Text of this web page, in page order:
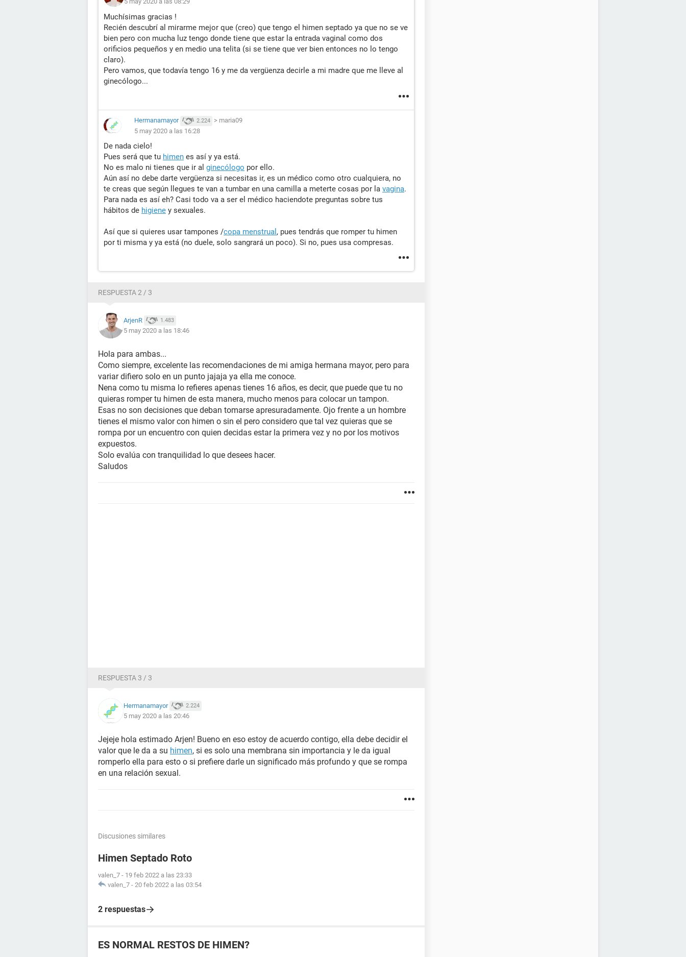
Muchísimas gracias !
Recién descubrí al mirarme mejor que (creo) que tengo el himen septado ya que no se ve
bien pero con mucha luz tengo donde tiene que estar la entrada vaginal como dos
orificios pequeños y en medio una telita (si se tiene que ver bien entonces no lo tengo
claro).
Pero vamos, que todavía tengo 16 y me da vergüenza decirle a mi madre que me lleve al
ginecólogo...
Hermanamayor 2.224 > maria09
5 may 2020 a las 16:28
De nada cielo!
Pues será que tu himen es así y ya está.
No es malo ni tienes que ir al ginecólogo por ello.
Aún así no debe darte vergüenza si necesitas ir, es un médico como otro cualquiera, no
te creas que según llegues te van a tumbar en una camilla a meterte cosas por la vagina.
Para nada es así eh? Casi todo va a ser el médico haciendote preguntas sobre tus
hábitos de higiene y sexuales.
Así que si quieres usar tampones /copa menstrual , pues tendrás que romper tu himen
por ti misma y ya está (no duele, solo sangrará un poco). Si no, pues usa compresas.
RESPUESTA 2 / 3
ArjenR 1.483
5 may 2020 a las 18:46
Hola para ambas...
Como siempre, excelente las recomendaciones de mi amiga hermana mayor, pero para
variar difiero solo en un punto jajaja ya ella me conoce.
Nena como tu misma lo refieres apenas tienes 16 años, es decir, que puede que tu no
quieras romper tu himen de esta manera, mucho menos para colocar un tampon.
Esas no son decisiones que deban tomarse apresuradamente. Ojo frente a un hombre
tienes el mismo valor con himen o sin el pero considero que tal vez quieras que se
rompa por un encuentro con quien decidas estar la primera vez y no por los motivos
expuestos.
Solo evalúa con tranquilidad lo que desees hacer.
Saludos
RESPUESTA 3 / 3
Hermanamayor 2.224
5 may 2020 a las 20:46
Jejeje hola estimado Arjen! Bueno en eso estoy de acuerdo contigo, ella debe decidir el
valor que le da a su himen, si es solo una membrana sin importancia y le da igual
romperlo ella para esto o si prefiere darle un significado más profundo y que se rompa
en una relación sexual.
Discusiones similares
Himen Septado Roto
valen_7 - 19 feb 2022 a las 23:33
valen_7 - 20 feb 2022 a las 03:54
2 respuestas
ES NORMAL RESTOS DE HIMEN?